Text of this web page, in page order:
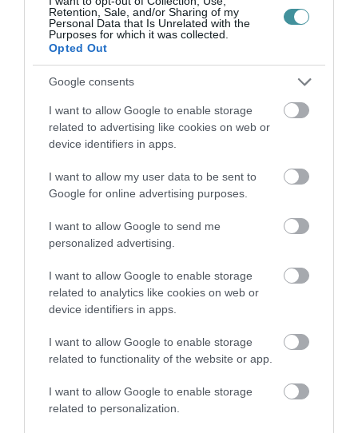
Retention, Sale, and/or Sharing of my
Personal Data that Is Unrelated with the
Purposes for which it was collected.
Opted Out
Google consents
I want to allow Google to enable storage
related to advertising like cookies on web or
device identifiers in apps.
I want to allow my user data to be sent to
Google for online advertising purposes.
I want to allow Google to send me
personalized advertising.
I want to allow Google to enable storage
related to analytics like cookies on web or
device identifiers in apps.
I want to allow Google to enable storage
related to functionality of the website or app.
I want to allow Google to enable storage
related to personalization.
FELADAT JÖHET AZ ALSÓ ...
Mindenki ügye
BAKA ANDRÁST JELÖLI KÖZTÁRSASÁGI
2026. augusztus 08 Mindenki ügye
TELJES SZAKÍTÁS JÖN A...
2026. augusztus 08|Mindenki ügye